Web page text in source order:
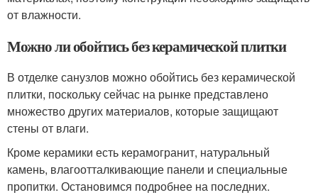
от влажности.
Можно ли обойтись без керамической плитки
В отделке санузлов можно обойтись без керамической
плитки, поскольку сейчас на рынке представлено
множество других материалов, которые защищают
стены от влаги.
Кроме керамики есть керамогранит, натуральный
камень, влагоотталкивающие панели и специальные
пропитки. Остановимся подробнее на последних.